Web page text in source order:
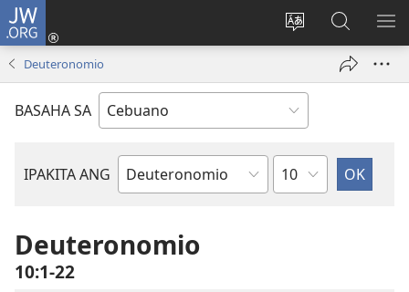
JW.ORG
Ilisi
pinulongan
sa
site
Log
ug
window)
Pangitaa
sa
JW.ORG
Deuteronomio
BASAHA SA
IPAKITA ANG
Basahon
Kapitulo
Deuteronomio
10:1-22